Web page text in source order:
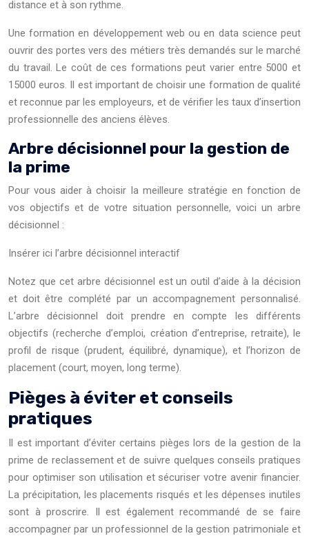
distance et à son rythme.
Une formation en développement web ou en data science peut
ouvrir des portes vers des métiers très demandés sur le marché
du travail. Le coût de ces formations peut varier entre 5000 et
15000 euros. Il est important de choisir une formation de qualité
et reconnue par les employeurs, et de vérifier les taux d’insertion
professionnelle des anciens élèves.
Arbre décisionnel pour la gestion de
la prime
Pour vous aider à choisir la meilleure stratégie en fonction de
vos objectifs et de votre situation personnelle, voici un arbre
décisionnel :
Insérer ici l’arbre décisionnel interactif
Notez que cet arbre décisionnel est un outil d’aide à la décision
et doit être complété par un accompagnement personnalisé.
L’arbre décisionnel doit prendre en compte les différents
objectifs (recherche d’emploi, création d’entreprise, retraite), le
profil de risque (prudent, équilibré, dynamique), et l’horizon de
placement (court, moyen, long terme).
Pièges à éviter et conseils
pratiques
Il est important d’éviter certains pièges lors de la gestion de la
prime de reclassement et de suivre quelques conseils pratiques
pour optimiser son utilisation et sécuriser votre avenir financier.
La précipitation, les placements risqués et les dépenses inutiles
sont à proscrire. Il est également recommandé de se faire
accompagner par un professionnel de la gestion patrimoniale et